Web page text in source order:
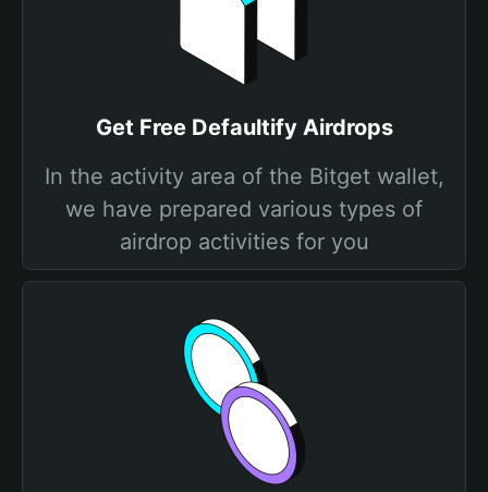
Get Free Defaultify Airdrops
In the activity area of the Bitget wallet,
we have prepared various types of
airdrop activities for you